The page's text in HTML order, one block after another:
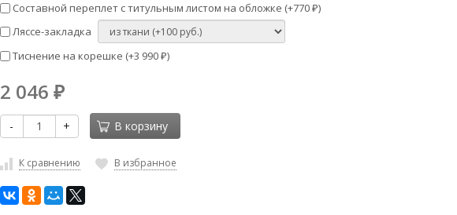
Составной переплет с титульным листом на обложке (+770 ₽)
Ляссе-закладка
Тиснение на корешке (+3 990 ₽)
2 046 ₽
- + В корзину
К сравнению В избранное